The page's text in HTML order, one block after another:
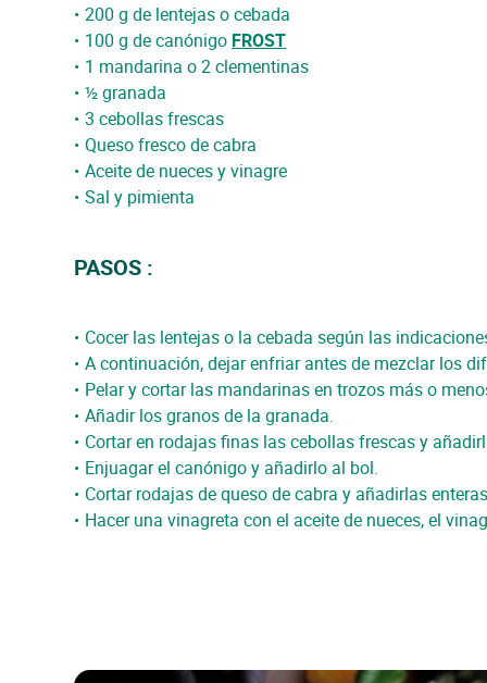
200 g de lentejas o cebada
100 g de canónigo FROST
1 mandarina o 2 clementinas
½ granada
3 cebollas frescas
Queso fresco de cabra
Aceite de nueces y vinagre
Sal y pimienta
PASOS :
Cocer las lentejas o la cebada según las
A continuación, dejar enfriar antes de mezclar los
Pelar y cortar las mandarinas en trozos más o
Añadir los granos de la granada.
Cortar en rodajas finas las cebollas frescas y
Enjuagar el canónigo y añadirlo al bol.
Cortar rodajas de queso de cabra y añadirlas
Hacer una vinagreta con el aceite de nueces, el